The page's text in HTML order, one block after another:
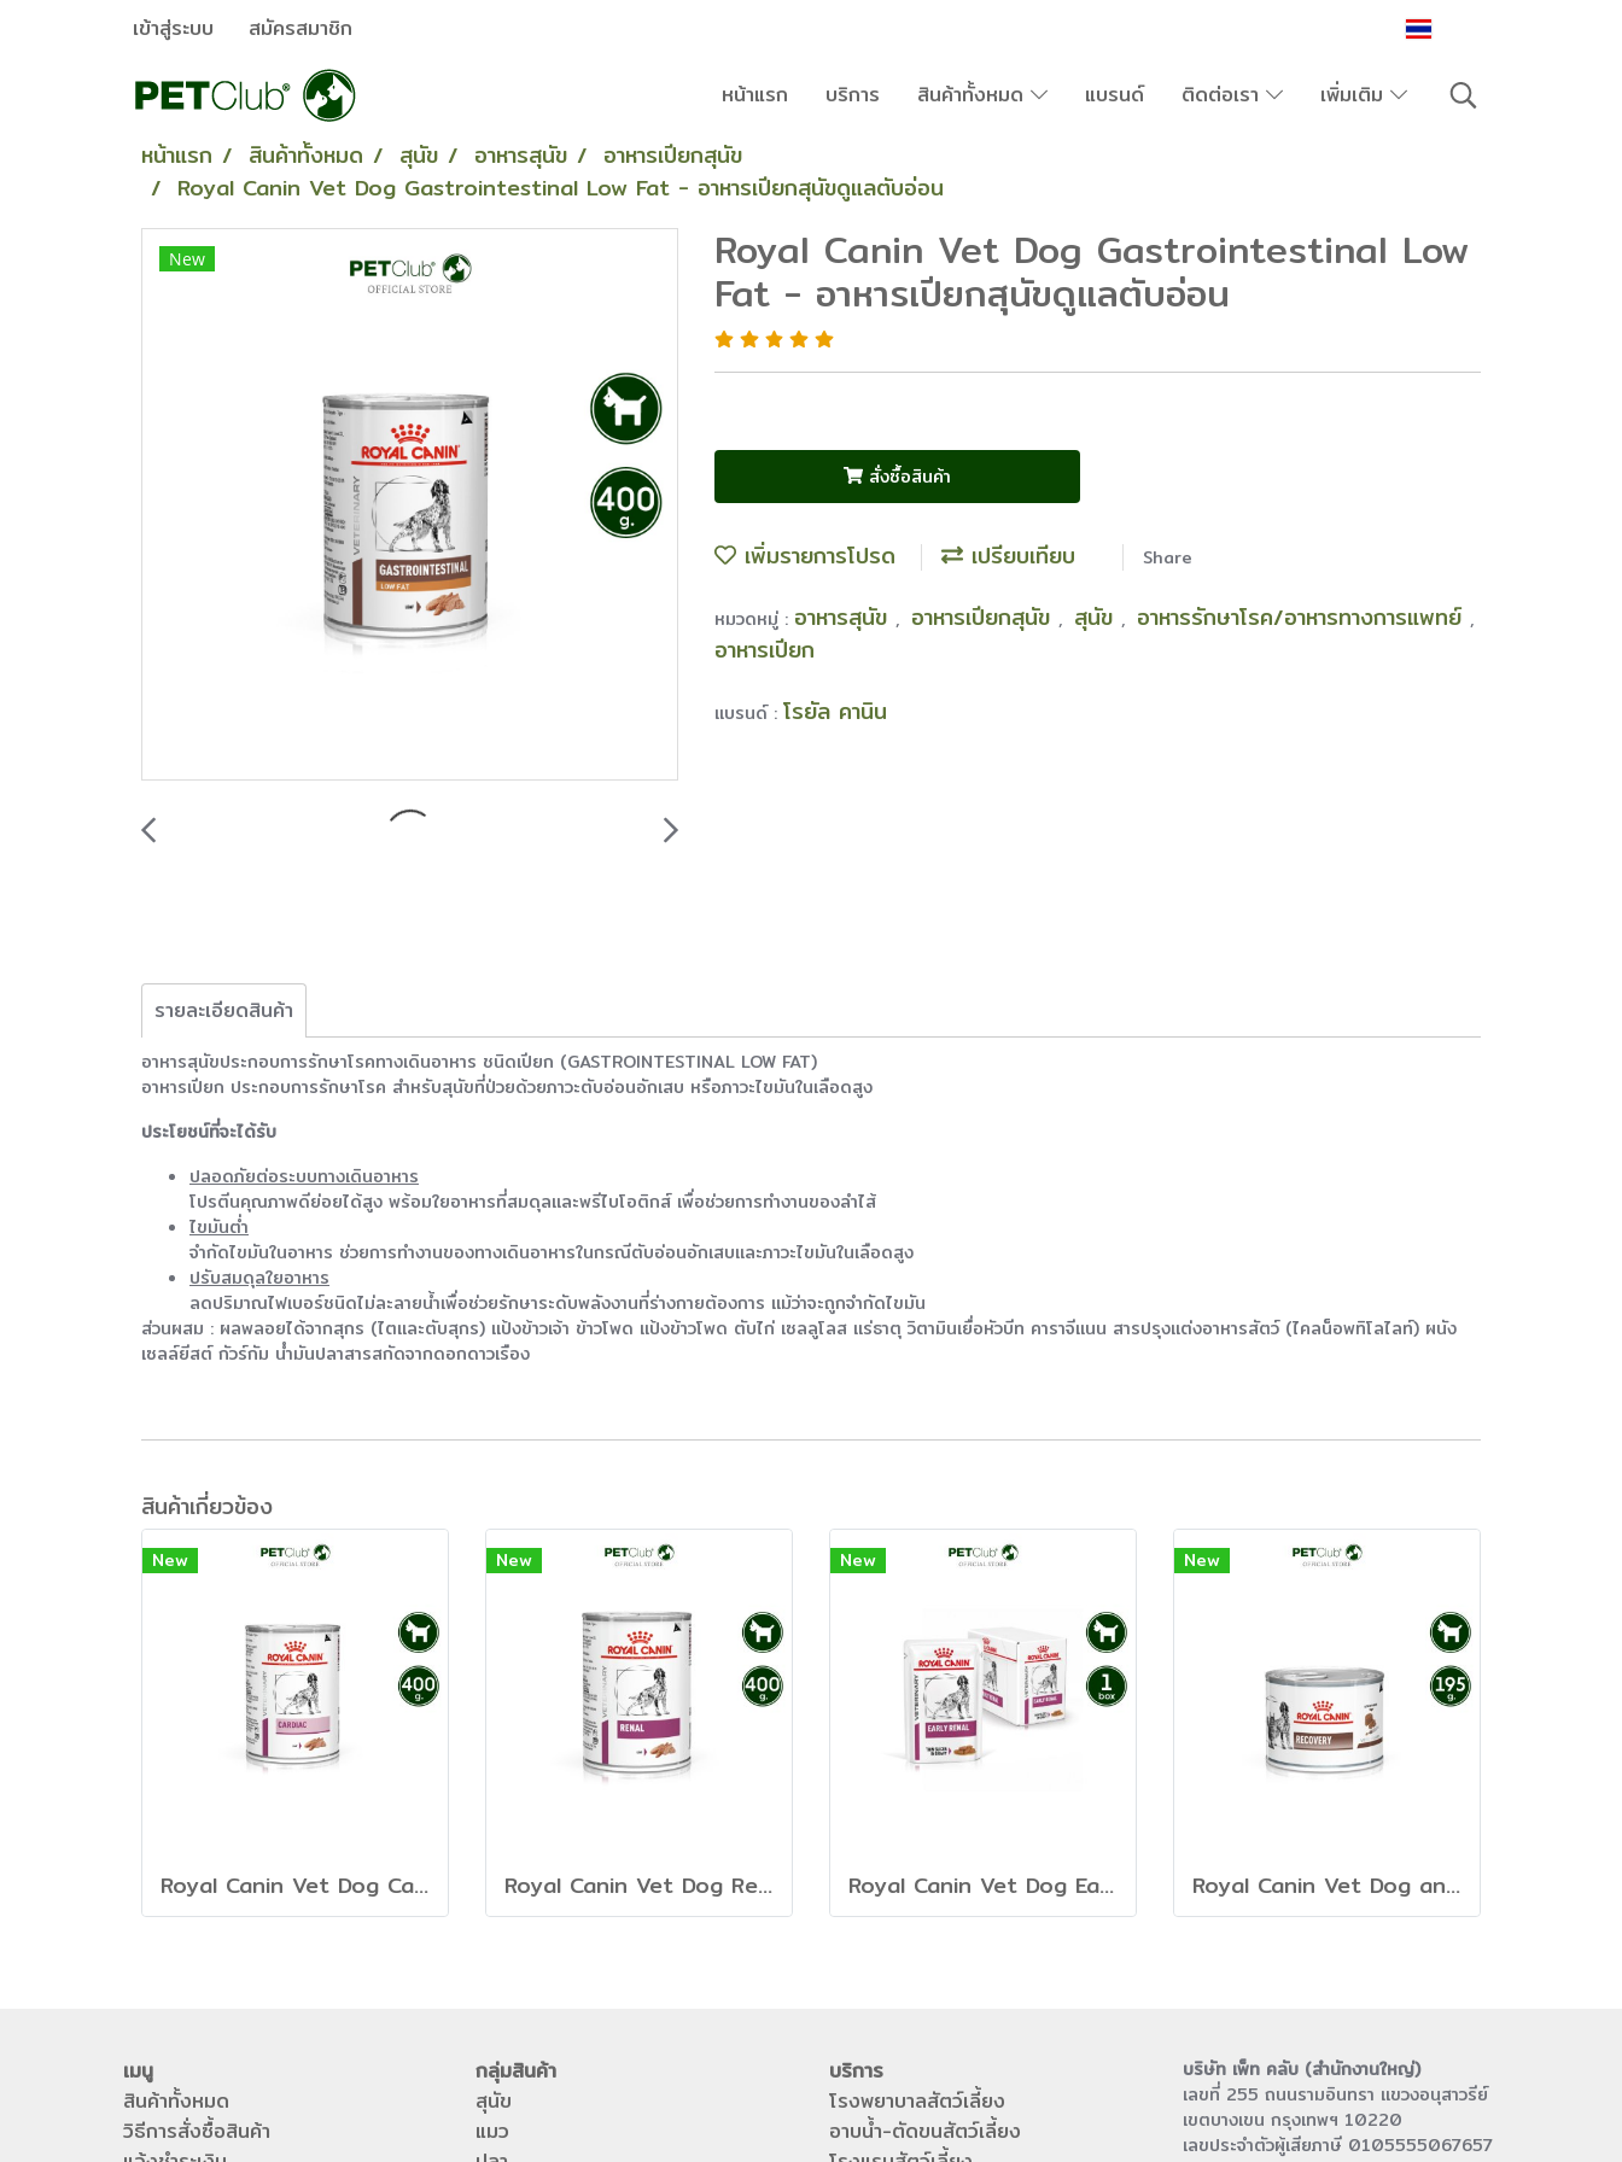
เข้าสู่ระบบ สมัครสมาชิก
หน้าแรก บริการ สินค้าทั้งหมด แบรนด์ ติดต่อเรา เพิ่มเติม
หน้าแรก สินค้าทั้งหมด สุนัข อาหารสุนัข
อาหารเปียกสุนัข
Royal Canin Vet Dog Gastrointestinal Low Fat - อาหารเปียกสุนัขดูแลตับอ่อน
New Royal Canin Vet Dog Gastrointestinal Low
Fat - อาหารเปียกสุนัขดูแลตับอ่อน
สั่งซื้อสินค้า
เพิ่มรายการโปรด เปรียบเทียบ Share
หมวดหมู่ : อาหารสุนัข , อาหารเปียกสุนัข , สุนัข , อาหารรักษาโรค/อาหารทางการแพทย์ ,
อาหารเปียก
แบรนด์ : โรยัล คานิน
รายละเอียดสินค้า
อาหารสุนัขประกอบการรักษาโรคทางเดินอาหาร ชนิดเปียก (GASTROINTESTINAL LOW FAT)
อาหารเปียก ประกอบการรักษาโรค สำหรับสุนัขที่ป่วยด้วยภาวะตับอ่อนอักเสบ หรือภาวะไขมันในเลือดสูง
ประโยชน์ที่จะได้รับ
ปลอดภัยต่อระบบทางเดินอาหาร
โปรตีนคุณภาพดีย่อยได้สูง พร้อมใยอาหารที่สมดุลและพรีไบโอติกส์ เพื่อช่วยการทำงานของลำไส้
ไขมันต่ำ
จำกัดไขมันในอาหาร ช่วยการทำงานของทางเดินอาหารในกรณีตับอ่อนอักเสบและภาวะไขมันในเลือดสูง
ปรับสมดุลใยอาหาร
ลดปริมาณไฟเบอร์ชนิดไม่ละลายน้ำเพื่อช่วยรักษาระดับพลังงานที่ร่างกายต้องการ แม้ว่าจะถูกจำกัดไขมัน
ส่วนผสม : ผลพลอยได้จากสุกร (ไตและตับสุกร) แป้งข้าวเจ้า ข้าวโพด แป้งข้าวโพด ตับไก่ เซลลูโลส แร่ธาตุ วิตามินเยื่อหัวบีท คาราจีแนน สารปรุงแต่งอาหารสัตว์ (ไคลน็อพทิโลไลท์) ผนัง
เซลล์ยีสต์ กัวร์กัม นํำมันปลาสารสกัดจากดอกดาวเรือง
สินค้าเกี่ยวข้อง
New
Royal Canin Vet Dog Cardiac - อาหารเปียกสุนัขสูตรดูแลหัวใจ
New
Royal Canin Vet Dog Renal - อาหารเปียกสูตรดูแลไต
New
Royal Canin Vet Dog Early Renal - อาหารเปียกสุนัขสูตรดูแลไต ระยะแรก
New
Royal Canin Vet Dog and Cat Recovery - อาหารเปียกสุนัขและแมวสูตรพักฟื้น
เมนู
สินค้าทั้งหมด
วิธีการสั่งซื้อสินค้า
กลุ่มสินค้า
สุนัข
แมว
บริการ
โรงพยาบาลสัตว์เลี้ยง
อาบน้ำ-ตัดขนสัตว์เลี้ยง
บริษัท เพ็ท คลับ (สำนักงานใหญ่)
เลขที่ 255 ถนนรามอินทรา แขวงอนุสาวรีย์
เขตบางเขน กรุงเทพฯ 10220
เลขประจำตัวผู้เสียภาษี 0105555067657